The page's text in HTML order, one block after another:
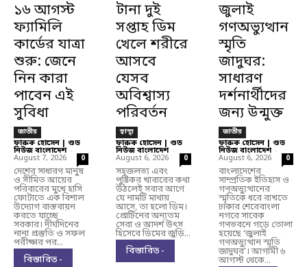
১৬ আগস্ট
ফ্যামিলি
কার্ডের যাত্রা
শুরু: জেনে
নিন কারা
পাবেন এই
সুবিধা
জাতীয়
ফারুক হোসেন | গুড
নিউজ বাংলাদেশ -
August 7, 2026 0
দেশের সাধারণ মানুষ
ও সীমিত আয়ের
পরিবারের মুখে হাসি
ফোটাতে এক বিশাল
উদ্যোগ বাস্তবায়ন
করতে যাচ্ছে
সরকার। দীর্ঘদিনের
নানা প্রস্তুতি ও সফল
পরীক্ষার পর...
বিস্তারিত -
টানা দুই
সপ্তাহ ডিম
খেলে শরীরে
আসবে
যেসব
অবিশ্বাস্য
পরিবর্তন
স্বাস্থ্য
ফারুক হোসেন | গুড
নিউজ বাংলাদেশ -
August 6, 2026 0
সহজলভ্য এবং
পুষ্টিকর খাবারের কথা
উঠলেই সবার আগে
যে নামটি মাথায়
আসে, তা হলো ডিম।
প্রোটিনের অন্যতম
সেরা ও আদর্শ উৎস
হিসেবে ডিমের জুড়ি...
বিস্তারিত -
জুলাই
গণঅভ্যুত্থান
স্মৃতি
জাদুঘর:
সাধারণ
দর্শনার্থীদের
জন্য উন্মুক্ত
জাতীয়
ফারুক হোসেন | গুড
নিউজ বাংলাদেশ -
August 6, 2026 0
বাংলাদেশের
সাম্প্রতিক ইতিহাস ও
গণঅভ্যুত্থানের
স্মৃতিকে ধরে রাখতে
ঢাকার শেরেবাংলা
নগরে সাবেক
গণভবনে গড়ে তোলা
হয়েছে ‘জুলাই
গণঅভ্যুত্থান স্মৃতি
জাদুঘর’। আগামী ৬
আগস্ট থেকে...